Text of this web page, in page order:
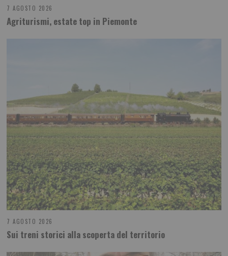
7 AGOSTO 2026
Agriturismi, estate top in Piemonte
7 AGOSTO 2026
Sui treni storici alla scoperta del territorio